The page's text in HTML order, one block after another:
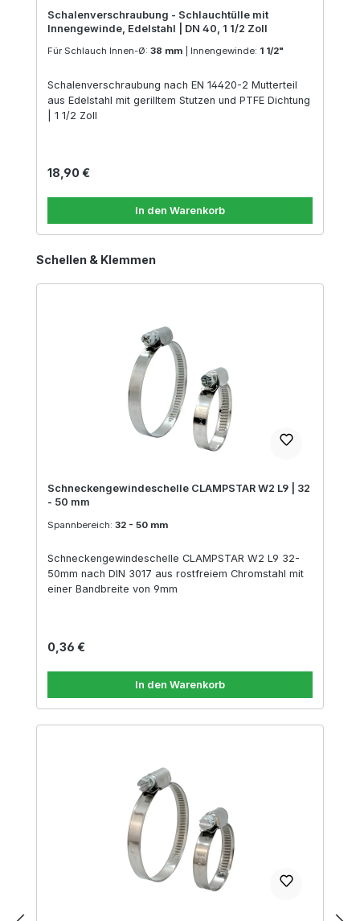
Schalenverschraubung - Schlauchtülle mit
Innengewinde, Edelstahl | DN 40, 1 1/2 Zoll
Für Schlauch Innen-Ø: 38 mm Innengewinde: 1 1/2"
Schalenverschraubung nach EN 14420-2 Mutterteil
aus Edelstahl mit gerilltem Stutzen und PTFE Dichtung
| 1 1/2 Zoll
Regulärer Preis:
18,90 €
In den Warenkorb
Produktgalerie überspringen
Schellen & Klemmen
Schneckengewindeschelle CLAMPSTAR W2 L9 | 32
- 50 mm
Spannbereich: 32 - 50 mm
Schneckengewindeschelle CLAMPSTAR W2 L9 32-
50mm nach DIN 3017 aus rostfreiem Chromstahl mit
einer Bandbreite von 9mm
Regulärer Preis:
0,36 €
In den Warenkorb